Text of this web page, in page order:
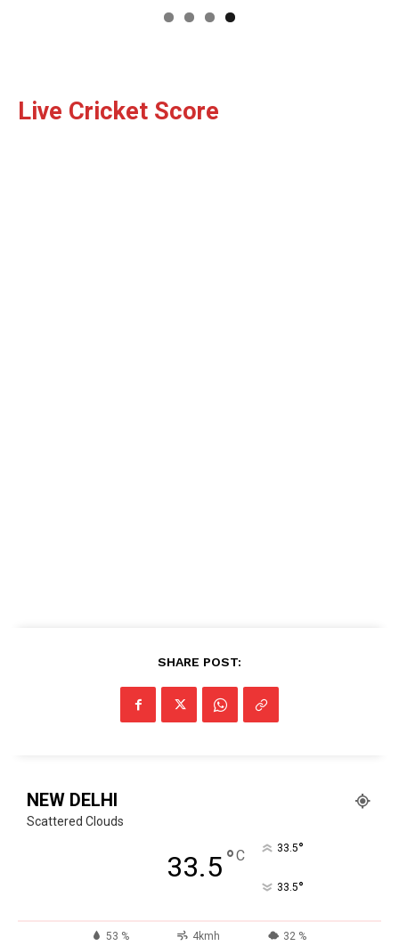
Read Latest News on AIN
NEWS 1 App
Live Cricket Score
SHARE POST:
NEW DELHI
Scattered Clouds
33.5°C 33.5°
33.5°
53 % 4kmh 32 %